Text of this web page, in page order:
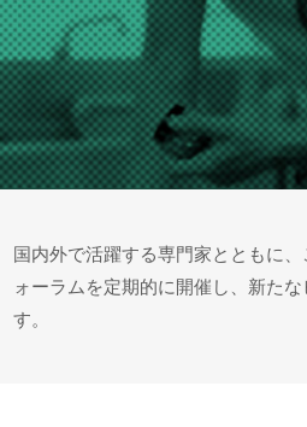
国内外で活躍する専門家とともに
ォーラムを定期的に開催し、新た
す。